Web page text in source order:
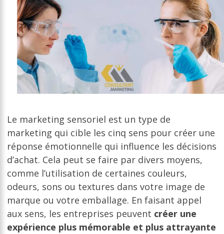
Le marketing sensoriel est un type de
marketing qui cible les cinq sens pour créer une
réponse émotionnelle qui influence les décisions
d’achat. Cela peut se faire par divers moyens,
comme l’utilisation de certaines couleurs,
odeurs, sons ou textures dans votre image de
marque ou votre emballage. En faisant appel
aux sens, les entreprises peuvent créer une
expérience plus mémorable et plus attrayante